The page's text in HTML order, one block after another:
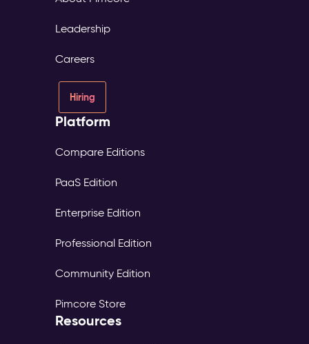
Leadership
Careers
Hiring
Platform
Compare Editions
PaaS Edition
Enterprise Edition
Professional Edition
Community Edition
Pimcore Store
Resources